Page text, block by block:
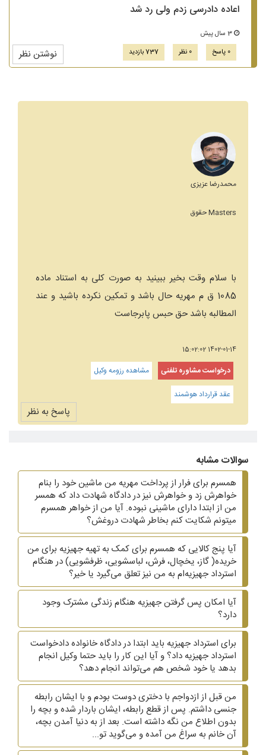
اعاده دادرسی زدم ولی رد شد
0 پاسخ
0 نظر 737 بازدید نوشتن نظر
محمدرضا عزیزی
Masters حقوق
با سلام وقت بخیر ببینید به صورت کلی به استناد ماده
1085 ق م مهریه حال باشد و تمکین نکرده باشید و عند
المطالبه باشد حق حبس پابرجاست
1402-01-14 15:02:02
درخواست مشاوره تلفنی
مشاهده رزومه وکیل
عقد قرارداد هوشمند
پاسخ به نظر
سوالات مشابه
همسرم برای فرار از پرداخت مهریه من ماشین خود را بنام
خواهرش زد و خواهرش نیز در دادگاه شهادت داد که همسر
من از ابتدا دارای ماشینی نبوده. آیا من از خواهر همسرم
میتونم شکایت کنم بخاطر شهادت دروغش؟
آیا پنج کالایی که همسرم برای کمک به تهیه جهیزیه برای من
خریده( گاز، یخچال، فرش، لباسشویی، ظرفشویی)‌ در هنگام
استرداد جهیزیه‌ام به من نیز تعلق می‌گیرد یا خیر؟
آیا امکان پس گرفتن جهیزیه هنگام زندگی مشترک وجود
دارد؟
برای استرداد جهیزیه باید ابتدا در دادگاه خانواده دادخواست
استرداد جهیزیه داد؟ و آیا این کار را باید حتما وکیل انجام
بدهد یا خود شخص هم می‌تواند انجام دهد؟
من قبل از ازدواجم با دختری دوست بودم و با ایشان رابطه
جنسی داشتم. پس از قطع رابطه، ایشان باردار شده و بچه را
بدون اطلاع من نگه داشته است. بعد از به دنیا آمدن بچه،
آن خانم به سراغ من آمده و می‌گوید تو...